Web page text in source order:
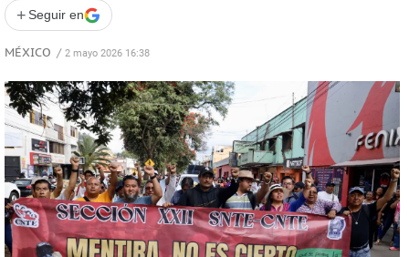
+ Seguir en
MÉXICO / 2 mayo 2026 16:38